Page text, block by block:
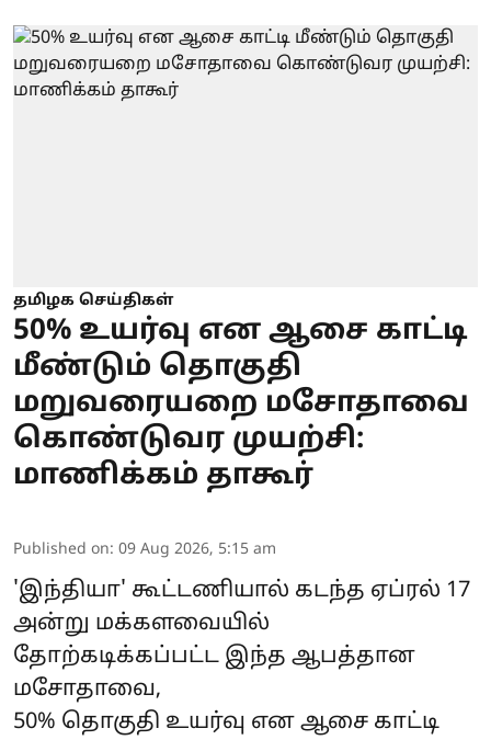
தமிழக செய்திகள்
50% உயர்வு என ஆசை காட்டி
மீண்டும் தொகுதி
மறுவரையறை மசோதாவை
கொண்டுவர முயற்சி:
மாணிக்கம் தாகூர்
Published on: 09 Aug 2026, 5:15 am
'இந்தியா' கூட்டணியால் கடந்த ஏப்ரல் 17
அன்று மக்களவையில்
தோற்கடிக்கப்பட்ட இந்த ஆபத்தான
மசோதாவை,
50% தொகுதி உயர்வு என ஆசை காட்டி